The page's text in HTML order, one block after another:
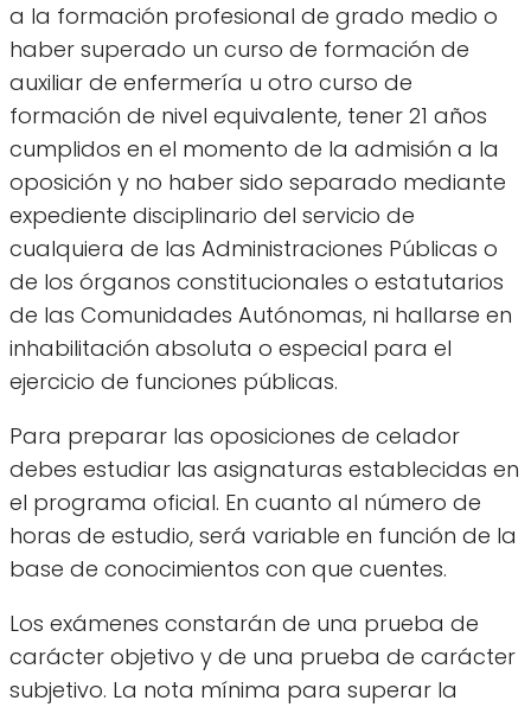
a la formación profesional de grado medio o
haber superado un curso de formación de
auxiliar de enfermería u otro curso de
formación de nivel equivalente, tener 21 años
cumplidos en el momento de la admisión a la
oposición y no haber sido separado mediante
expediente disciplinario del servicio de
cualquiera de las Administraciones Públicas o
de los órganos constitucionales o estatutarios
de las Comunidades Autónomas, ni hallarse en
inhabilitación absoluta o especial para el
ejercicio de funciones públicas.
Para preparar las oposiciones de celador
debes estudiar las asignaturas establecidas en
el programa oficial. En cuanto al número de
horas de estudio, será variable en función de la
base de conocimientos con que cuentes.
Los exámenes constarán de una prueba de
carácter objetivo y de una prueba de carácter
subjetivo. La nota mínima para superar la